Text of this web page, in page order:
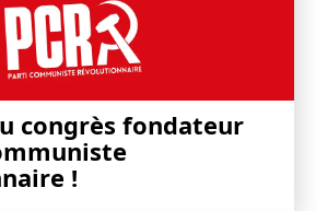
congrès fondateur
!